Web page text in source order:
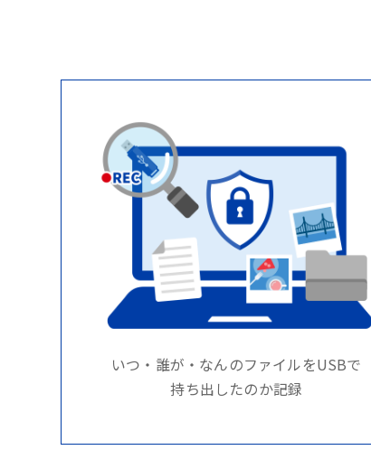
いつ・誰が・なんのファイルをUSBで
持ち出したのか記録